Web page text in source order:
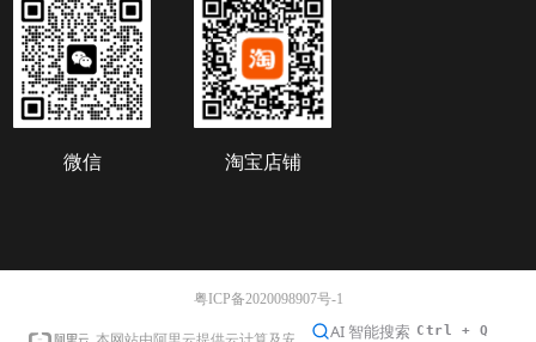
微信 淘宝店铺
粤ICP备2020098907号-1
本网站支持 IPv6